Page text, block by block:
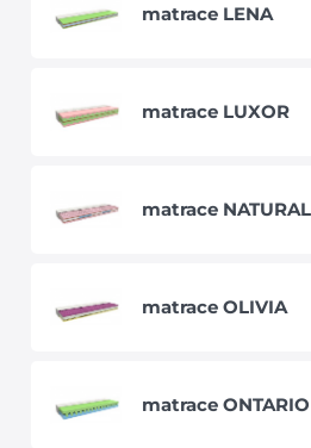
matrace LENA
matrace LUXOR
matrace
matrace OLIVIA
matrace ONTARIO